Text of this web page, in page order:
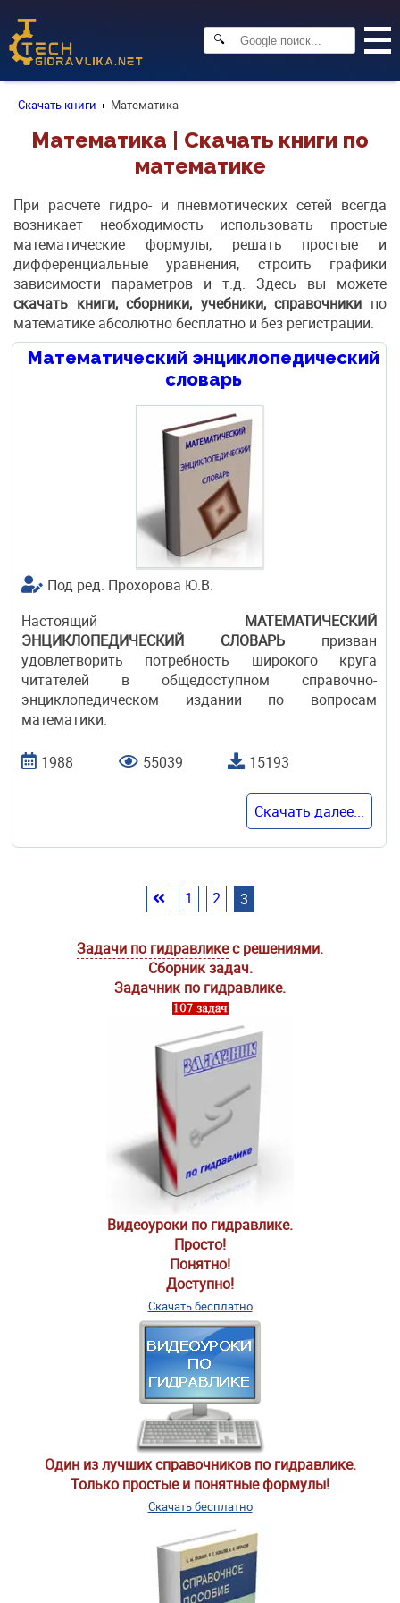
🔍
Задачи по гидравликес решениями.
Сборник задач.
Задачник по гидравлике.
Видеоуроки по гидравлике.
Просто!
Понятно!
Доступно!
Скачать бесплатно
Один из лучших справочников по гидравлике.
Только простые и понятные формулы!
Скачать бесплатно
Скачать книги Математика
Математика | Скачать книги по
математике
При расчете гидро- и пневмотических сетей всегда
возникает необходимость использовать простые
математические формулы, решать простые и
дифференциальные уравнения, строить графики
зависимости параметров и т.д. Здесь вы можете
скачать книги, сборники, учебники, справочники по
математике абсолютно бесплатно и без регистрации.
Математический энциклопедический
словарь
Под ред. Прохорова Ю.В.
Настоящий МАТЕМАТИЧЕСКИЙ
ЭНЦИКЛОПЕДИЧЕСКИЙ СЛОВАРЬ призван
удовлетворить потребность широкого круга
читателей в общедоступном справочно-
энциклопедическом издании по вопросам
математики.
1988 55039 15193
Скачать далее...
1 2 3